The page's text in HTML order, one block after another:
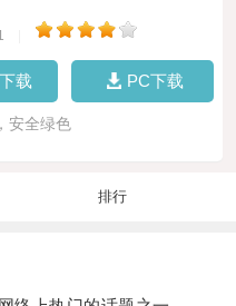
载 PC下载
安全绿色
排行